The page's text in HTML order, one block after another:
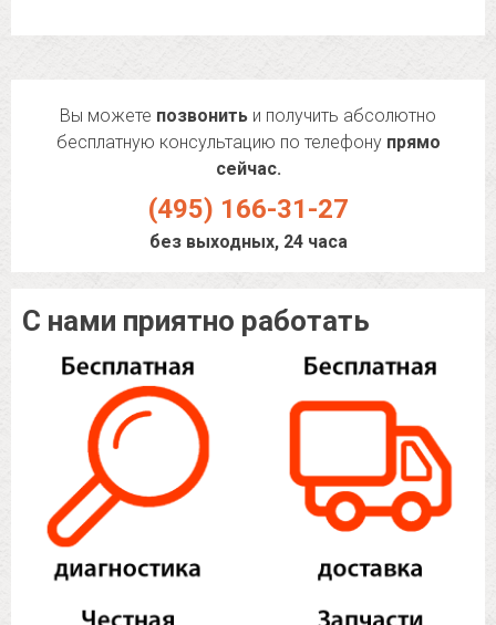
Вы можете позвонить и получить абсолютно
бесплатную консультацию по телефону прямо
сейчас.
(495) 166-31-27
без выходных, 24 часа
С нами приятно работать